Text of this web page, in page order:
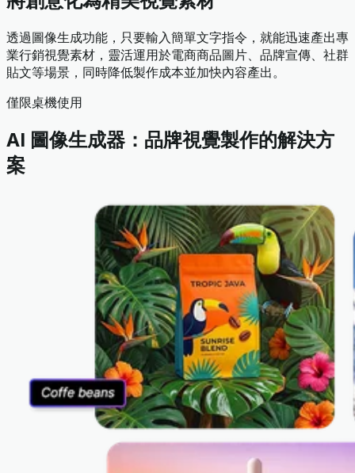
透過圖像生成功能，只要輸入簡單文字指令，就能迅速產出專
業行銷視覺素材，靈活運用於電商商品圖片、品牌宣傳、社群
貼文等場景，同時降低製作成本並加快內容產出。
僅限桌機使用
AI 圖像生成器：品牌視覺製作的解決方
案